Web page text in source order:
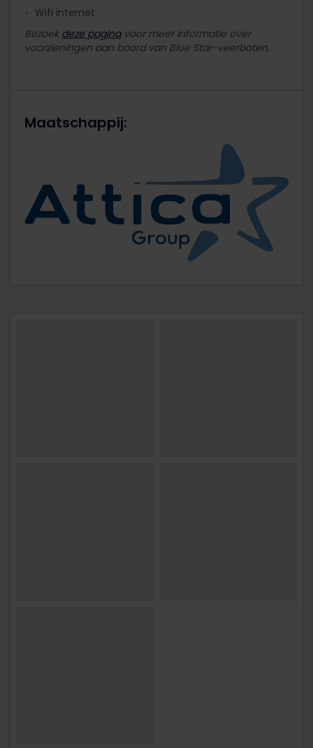
Wifi internet
Bezoek deze paginavoor meer informatie over
voorzieningen aan boord van Blue Star-veerboten.
Maatschappij: